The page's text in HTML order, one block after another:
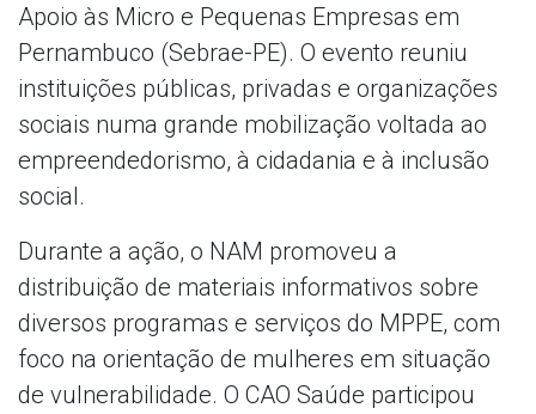
Apoio às Micro e Pequenas Empresas em
Pernambuco (Sebrae-PE). O evento reuniu
instituições públicas, privadas e organizações
sociais numa grande mobilização voltada ao
empreendedorismo, à cidadania e à inclusão
social.
Durante a ação, o NAM promoveu a
distribuição de materiais informativos sobre
diversos programas e serviços do MPPE, com
foco na orientação de mulheres em situação
de vulnerabilidade. O CAO Saúde participou